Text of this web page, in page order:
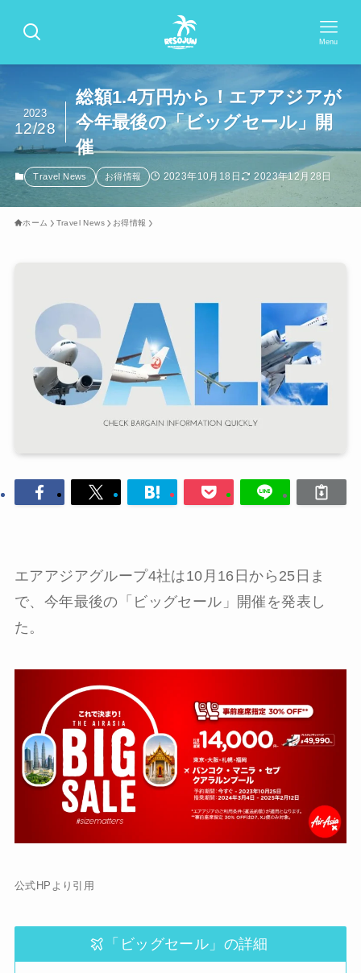
Menu
総額1.4万円から！エアアジアが
今年最後の「ビッグセール」開
催
2023
12/28
Travel News お得情報 2023年10月18日 2023年12月28日
ホーム Travel News お得情報
エアアジアグループ4社は10月16日から25日ま
で、今年最後の「ビッグセール」開催を発表し
た。
公式HPより引用
「ビッグセール」の詳細